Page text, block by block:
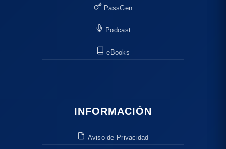
PassGen
Podcast
eBooks
INFORMACIÓN
Aviso de Privacidad